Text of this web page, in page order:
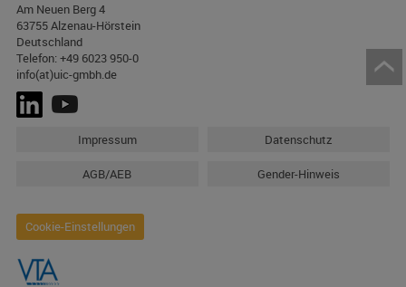
Am Neuen Berg 4
63755 Alzenau-Hörstein
Deutschland
Telefon:+49 6023 950-0
info(at)uic-gmbh.de
Impressum Datenschutz
AGB/AEB Gender-Hinweis
Cookie-Einstellungen